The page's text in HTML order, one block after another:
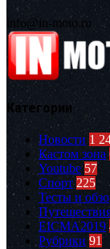
info@in-moto.ru
Категории
Новости 1
Кастом зона
Youtube 57
Спорт 225
Тесты и
EICMA2019
Рубрики 91